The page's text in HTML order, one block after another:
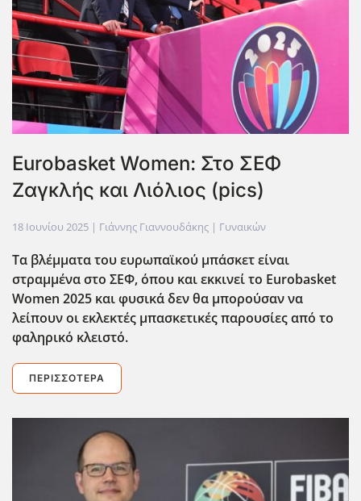
Eurobasket Women: Στο ΣΕΦ
Ζαγκλής και Λιόλιος (pics)
18 Ιουνίου 2025 | Γιάννης Γιαννουδάκης | Γυναικών
Τα βλέμματα του ευρωπαϊκού μπάσκετ είναι
στραμμένα στο ΣΕΦ, όπου και εκκινεί το Eurobasket
Women 2025 και φυσικά δεν θα μπορούσαν να
λείπουν οι εκλεκτές μπασκετικές παρουσίες από το
φαληρικό κλειστό.
ΠΕΡΙΣΣΌΤΕΡΑ